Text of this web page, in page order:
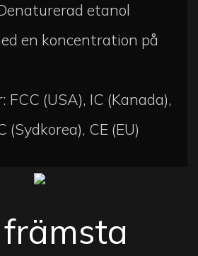
etanol
en koncentration på
(USA), IC (Kanada),
(Sydkorea), CE (EU)